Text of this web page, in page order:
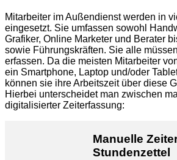
Mitarbeiter im Außendienst werden in
eingesetzt. Sie umfassen sowohl
Grafiker, Online Marketer und Berater
sowie Führungskräften. Sie alle
erfassen. Da die meisten Mitarbeiter
ein Smartphone, Laptop und/oder
können sie ihre Arbeitszeit über diese
Hierbei unterscheidet man zwischen
digitalisierter Zeiterfassung:
Manuelle
Stundenzettel